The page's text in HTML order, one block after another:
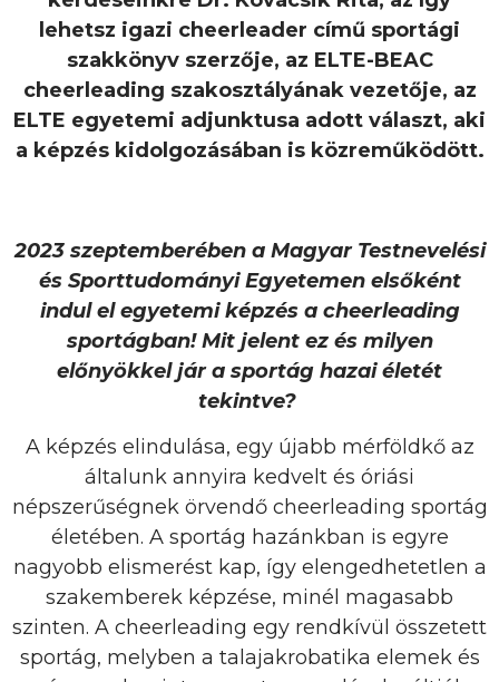
lehetsz igazi cheerleader című sportági
szakkönyv szerzője, az ELTE-BEAC
cheerleading szakosztályának vezetője, az
ELTE egyetemi adjunktusa adott választ, aki
a képzés kidolgozásában is közreműködött.
2023 szeptemberében a Magyar Testnevelési
és Sporttudományi Egyetemen elsőként
indul el egyetemi képzés a cheerleading
sportágban! Mit jelent ez és milyen
előnyökkel jár a sportág hazai életét
tekintve?
A képzés elindulása, egy újabb mérföldkő az
általunk annyira kedvelt és óriási
népszerűségnek örvendő cheerleading sportág
életében. A sportág hazánkban is egyre
nagyobb elismerést kap, így elengedhetetlen a
szakemberek képzése, minél magasabb
szinten. A cheerleading egy rendkívül összetett
sportág, melyben a talajakrobatika elemek és